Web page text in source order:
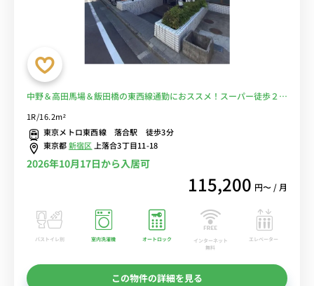
中野＆高田馬場＆飯田橋の東西線通勤におススメ！スーパー徒歩２分
1R/16.2m²
東京メトロ東西線 落合駅 徒歩3分
東京都新宿区 上落合3丁目11-18
2026年10月17日から入居可
115,200 円〜 / 月
バストイレ別 室内洗濯機 オートロック
インターネット
無料
エレベーター
この物件の詳細を見る